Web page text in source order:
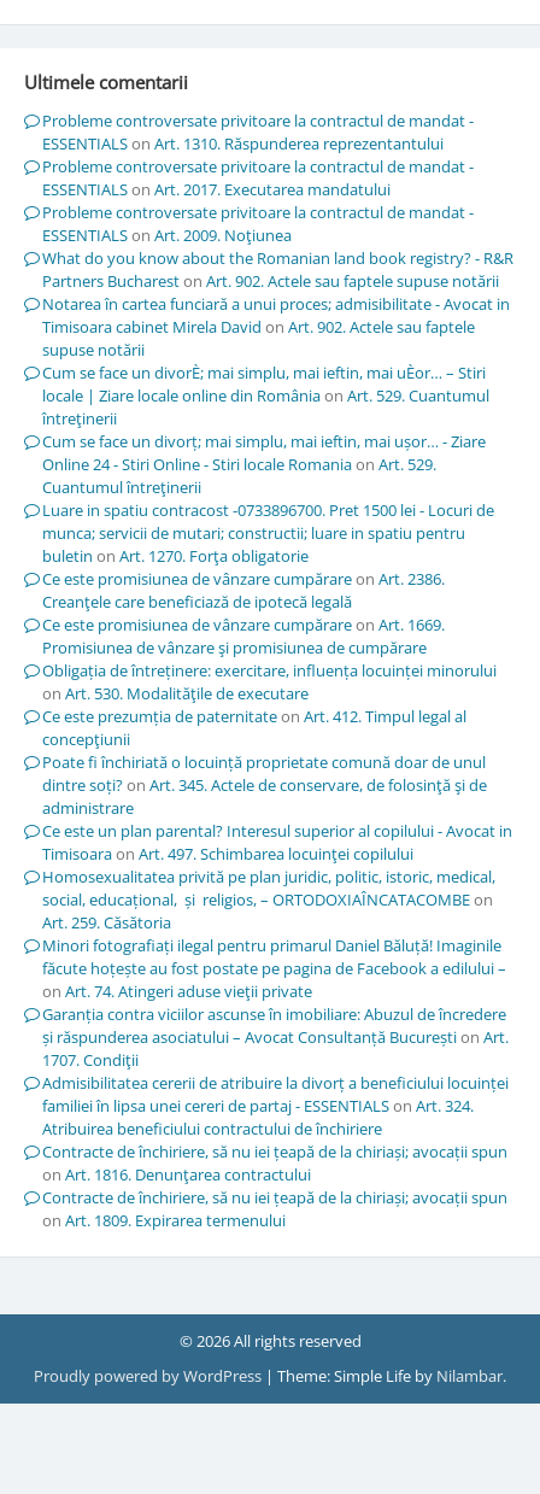
Ultimele comentarii
Probleme controversate privitoare la contractul de mandat -
ESSENTIALSon Art. 1310. Răspunderea reprezentantului
Probleme controversate privitoare la contractul de mandat -
ESSENTIALSon Art. 2017. Executarea mandatului
Probleme controversate privitoare la contractul de mandat -
ESSENTIALSon Art. 2009. Noţiunea
What do you know about the Romanian land book registry? - R&R
Partners Buchareston Art. 902. Actele sau faptele supuse notării
Notarea în cartea funciară a unui proces; admisibilitate - Avocat in
Timisoara cabinet Mirela David on Art. 902. Actele sau faptele
supuse notării
Cum se face un divorÈ; mai simplu, mai ieftin, mai uÈor… – Stiri
locale | Ziare locale online din Româniaon Art. 529. Cuantumul
întreţinerii
Cum se face un divorț; mai simplu, mai ieftin, mai ușor… - Ziare
Online 24 - Stiri Online - Stiri locale Romaniaon Art. 529.
Cuantumul întreţinerii
Luare in spatiu contracost -0733896700. Pret 1500 lei - Locuri de
munca; servicii de mutari; constructii; luare in spatiu pentru
buletin on Art. 1270. Forţa obligatorie
Ce este promisiunea de vânzare cumpărareon Art. 2386.
Creanţele care beneficiază de ipotecă legală
Ce este promisiunea de vânzare cumpărareon Art. 1669.
Promisiunea de vânzare şi promisiunea de cumpărare
Obligația de întreținere: exercitare, influența locuinței minorului
on Art. 530. Modalităţile de executare
Ce este prezumția de paternitateon Art. 412. Timpul legal al
concepţiunii
Poate fi închiriată o locuință proprietate comună doar de unul
dintre soți?on Art. 345. Actele de conservare, de folosinţă şi de
administrare
Ce este un plan parental? Interesul superior al copilului - Avocat in
Timisoaraon Art. 497. Schimbarea locuinţei copilului
Homosexualitatea privită pe plan juridic, politic, istoric, medical,
social, educațional, și religios, – ORTODOXIAÎNCATACOMBEon
Art. 259. Căsătoria
Minori fotografiați ilegal pentru primarul Daniel Băluță! Imaginile
făcute hoțește au fost postate pe pagina de Facebook a edilului –
on Art. 74. Atingeri aduse vieţii private
Garanția contra viciilor ascunse în imobiliare: Abuzul de încredere
și răspunderea asociatului – Avocat Consultanță Bucureștion Art.
1707. Condiţii
Admisibilitatea cererii de atribuire la divorț a beneficiului locuinței
familiei în lipsa unei cereri de partaj - ESSENTIALSon Art. 324.
Atribuirea beneficiului contractului de închiriere
Contracte de închiriere, să nu iei țeapă de la chiriași; avocații spun
on Art. 1816. Denunţarea contractului
Contracte de închiriere, să nu iei țeapă de la chiriași; avocații spun
on Art. 1809. Expirarea termenului
© 2026 All rights reserved
Proudly powered by WordPress | Theme: Simple Life by Nilambar.